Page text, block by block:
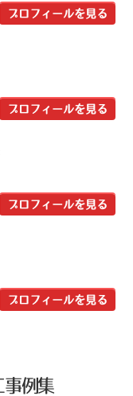
プロフィールを見る
プロフィールを見る
プロフィールを見る
プロフィールを見る
事例集